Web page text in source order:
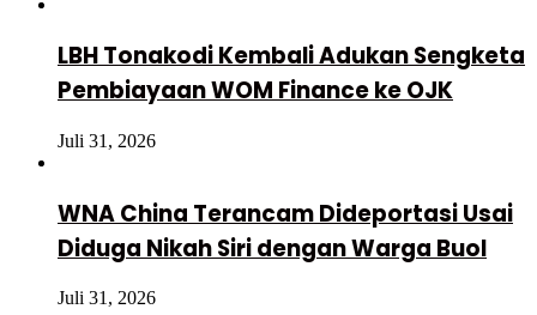
LBH Tonakodi Kembali Adukan Sengketa
Pembiayaan WOM Finance ke OJK
Juli 31, 2026
WNA China Terancam Dideportasi Usai
Diduga Nikah Siri dengan Warga Buol
Juli 31, 2026